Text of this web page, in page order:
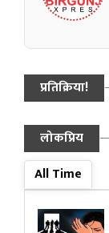
प्रतिक्रिया!
लोकप्रिय
All Time